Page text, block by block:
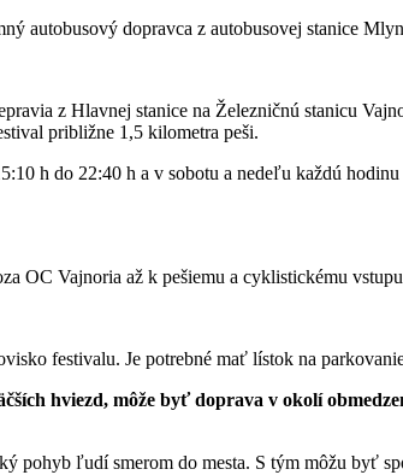
autobusový dopravca z autobusovej stanice
z Hlavnej stanice na Železničnú stanicu
približne 1,5 kilometra peši.
h do 22:40 h a v sobotu a nedeľu každú
OC Vajnoria až k pešiemu a cyklistickému
festivalu. Je potrebné mať lístok na
hviezd, môže byť doprava v okolí
pohyb ľudí smerom do mesta. S tým môžu byť